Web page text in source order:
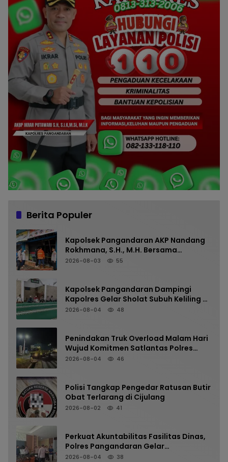
Berita Populer
Kapolsek Pangandaran AKP Nandang
Rokhmana, S.H., M.H. Bersama
Anggota Cek TKP Kebakaran Ruko
2026-08-03 55
Kapolsek Pangandaran Dampingi
Kapolres Gelar Sholat Subuh Keliling di
Masjid Jami Al-Furqon, Pererat
2026-08-04 48
Penindakan Truk Overload Malam Hari
Wujud Komitmen Satlantas Polres
Pangandaran Menjaga Keselamatan
2026-08-04 46
Polisi Tangkap Pengedar Ratusan Butir
Obat Terlarang di Cijulang
2026-08-02 41
Perkuat Akuntabilitas Fasilitas Dinas,
Polres Pangandaran Gelar
Pemeriksaan Senpi Berkala
2026-08-04 38